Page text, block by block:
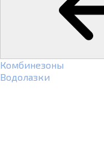
Комбинезоны
Водолазки